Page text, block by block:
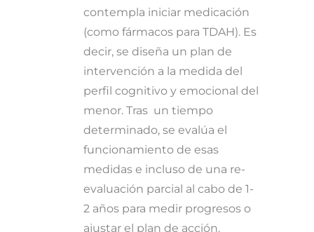
contempla iniciar medicación
(como fármacos para TDAH). Es
decir, se diseña un plan de
intervención a la medida del
perfil cognitivo y emocional del
menor. Tras un tiempo
determinado, se evalúa el
funcionamiento de esas
medidas e incluso de una re-
evaluación parcial al cabo de 1-
2 años para medir progresos o
ajustar el plan de acción.